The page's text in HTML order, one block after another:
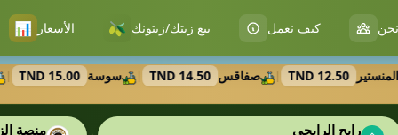
📊 الأسعار 🫒 بيع زيتك/زيتونك كيف نعمل
12.50 TND
| صفاقس 14.50 TND
| سوسة 15.00 TND
|